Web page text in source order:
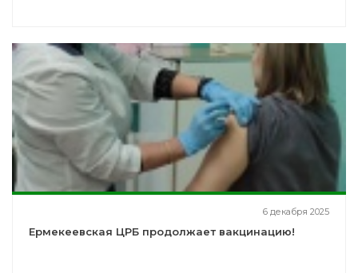
6 декабря 2025
Ермекеевская ЦРБ продолжает вакцинацию!